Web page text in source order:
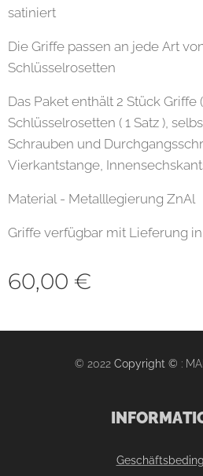
satiniert
Die Griffe passen an jede Art
Schlüsselrosetten
Das Paket enthält 2 Stück Griffe
Schlüsselrosetten ( 1 Satz ),
Schrauben und
Vierkantstange,
Material - Metalllegierung ZnAl
Griffe verfügbar mit Lieferung
60,00 €
© 2022 Copyright © :